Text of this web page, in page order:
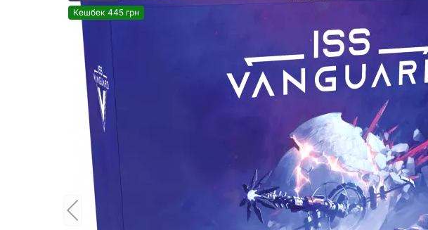
Кешбек 445 грн